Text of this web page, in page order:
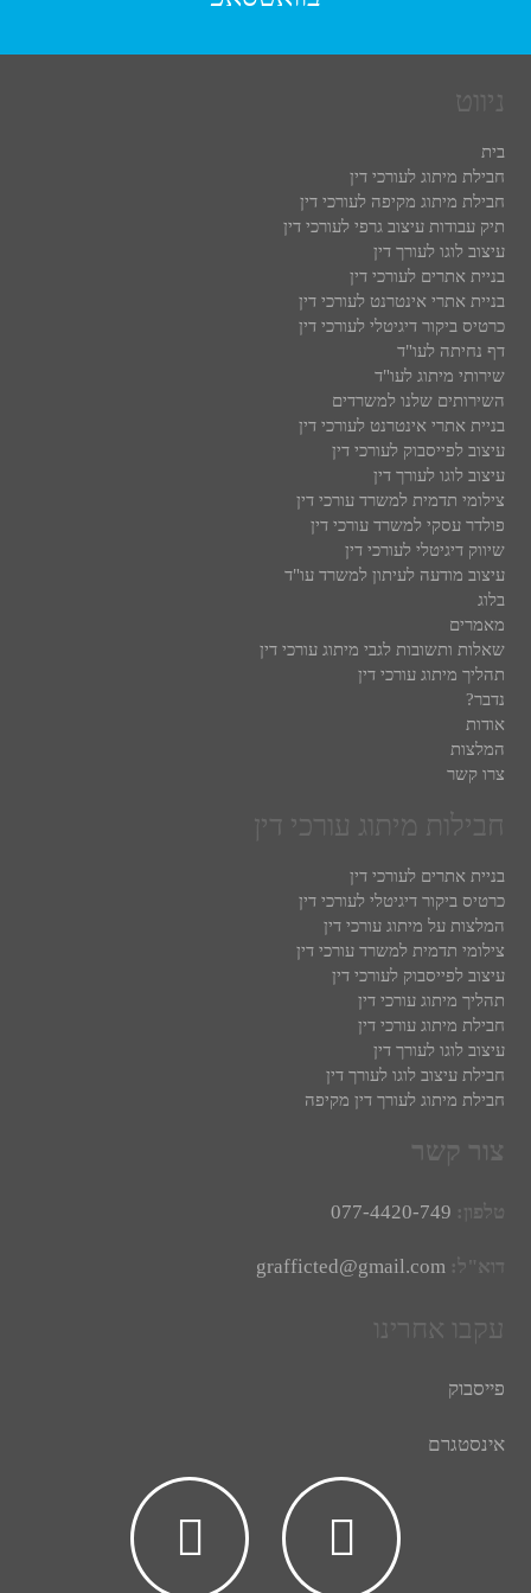
ניווט
בית
חבילת מיתוג לעורכי דין
חבילת מיתוג מקיפה לעורכי דין
תיק עבודות עיצוב גרפי לעורכי דין
עיצוב לוגו לעורך דין
בניית אתרים לעורכי דין
בניית אתרי אינטרנט לעורכי דין
כרטיס ביקור דיגיטלי לעורכי דין
דף נחיתה לעו"ד
שירותי מיתוג לעו"ד
השירותים שלנו למשרדים
בניית אתרי אינטרנט לעורכי דין
עיצוב לפייסבוק לעורכי דין
עיצוב לוגו לעורך דין
צילומי תדמית למשרד עורכי דין
פולדר עסקי למשרד עורכי דין
שיווק דיגיטלי לעורכי דין
עיצוב מודעה לעיתון למשרד עו"ד
בלוג
מאמרים
שאלות ותשובות לגבי מיתוג עורכי דין
תהליך מיתוג עורכי דין
נדבר?
אודות
המלצות
צרו קשר
חבילות מיתוג עורכי דין
בניית אתרים לעורכי דין
כרטיס ביקור דיגיטלי לעורכי דין
המלצות על מיתוג עורכי דין
צילומי תדמית למשרד עורכי דין
עיצוב לפייסבוק לעורכי דין
תהליך מיתוג עורכי דין
חבילת מיתוג עורכי דין
עיצוב לוגו לעורך דין
חבילת עיצוב לוגו לעורך דין
חבילת מיתוג לעורך דין מקיפה
צור קשר
טלפון: 077-4420-749
דוא"ל:grafficted@gmail.com
עקבו אחרינו
פייסבוק
אינסטגרם